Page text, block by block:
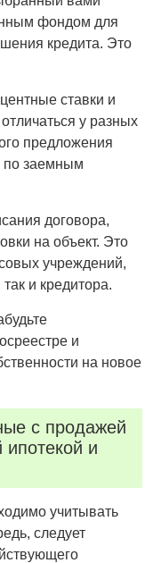
фондом для
кредита. Это
ставки и
у разных
предложения
по заемным
договора,
на объект. Это
учреждений,
и кредитора.
и
на новое
с продажей
и
учитывать
следует